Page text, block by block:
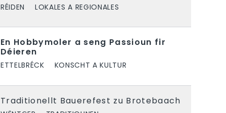
RÉIDEN LOKALES A REGIONALES
En Hobbymoler a seng Passioun fir
Déieren
ETTELBRÉCK KONSCHT A KULTUR
Traditionellt Bauerefest zu Brotebaach